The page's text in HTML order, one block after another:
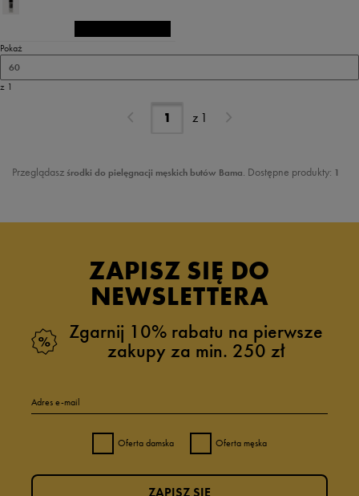
Pokaż
60
z 1
z 1
Przeglądasz środki do pielęgnacji męskich butów Bama. Dostępne produkty: 1
ZAPISZ SIĘ DO
NEWSLETTERA
Zgarnij 10% rabatu na pierwsze
zakupy za min. 250 zł
Adres e-mail
Oferta damska Oferta męska
ZAPISZ SIĘ